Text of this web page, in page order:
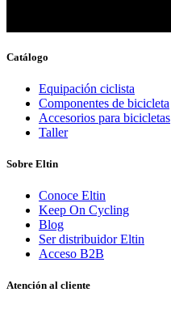
Catálogo
Equipación ciclista
Componentes de bicicleta
Accesorios para bicicletas
Taller
Sobre Eltin
Conoce Eltin
Keep On Cycling
Blog
Ser distribuidor Eltin
Acceso B2B
Atención al cliente